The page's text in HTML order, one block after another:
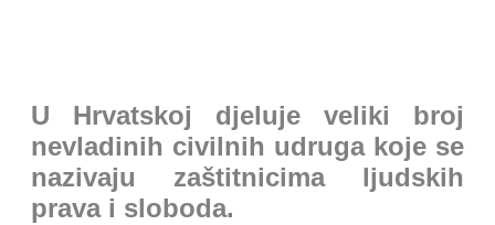
U Hrvatskoj djeluje veliki broj
nevladinih civilnih udruga koje se
nazivaju zaštitnicima ljudskih
prava i sloboda.